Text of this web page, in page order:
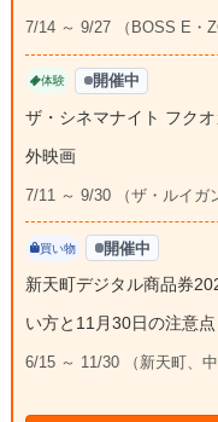
7/14 ～ 9/27 （BOSS E・
体験 開催中
ザ・シネマナイト フク
外映画
7/11 ～ 9/30 （ザ・ルイガ
買い物 開催中
新天町デジタル商品券
い方と11月30日の注意点
6/15 ～ 11/30 （新天町、中